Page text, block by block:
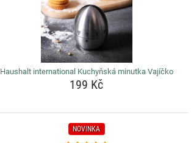
Haushalt international Kuchyňská minutka Vajíčko
199 Kč
NOVINKA